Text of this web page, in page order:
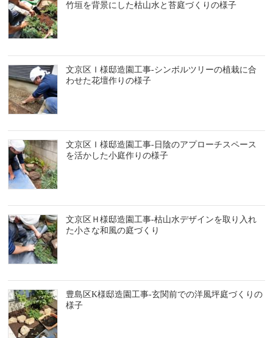
竹垣を背景にした枯山水と苔庭づくりの様子
文京区Ｉ様邸造園工事-シンボルツリーの植栽に合
わせた花壇作りの様子
文京区Ｉ様邸造園工事-日陰のアプローチスペース
を活かした小庭作りの様子
文京区Ｈ様邸造園工事-枯山水デザインを取り入れ
た小さな和風の庭づくり
豊島区K様邸造園工事-玄関前での洋風坪庭づくりの
様子